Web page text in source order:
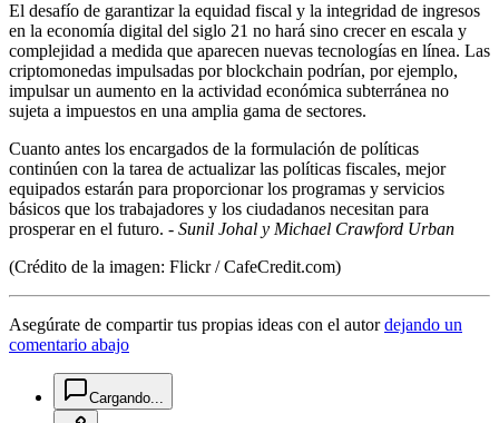
El desafío de garantizar la equidad fiscal y la integridad de ingresos
en la economía digital del siglo 21 no hará sino crecer en escala y
complejidad a medida que aparecen nuevas tecnologías en línea. Las
criptomonedas impulsadas por blockchain podrían, por ejemplo,
impulsar un aumento en la actividad económica subterránea no
sujeta a impuestos en una amplia gama de sectores.
Cuanto antes los encargados de la formulación de políticas
continúen con la tarea de actualizar las políticas fiscales, mejor
equipados estarán para proporcionar los programas y servicios
básicos que los trabajadores y los ciudadanos necesitan para
prosperar en el futuro. - Sunil Johal y Michael Crawford Urban
(Crédito de la imagen: Flickr / CafeCredit.com)
Asegúrate de compartir tus propias ideas con el autordejando un
comentario abajo
Cargando...